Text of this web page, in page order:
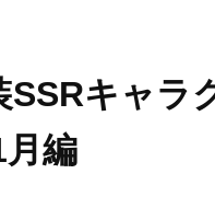
SSRキャラ
編